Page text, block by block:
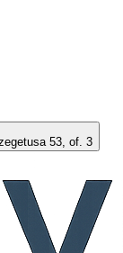
53, of. 3